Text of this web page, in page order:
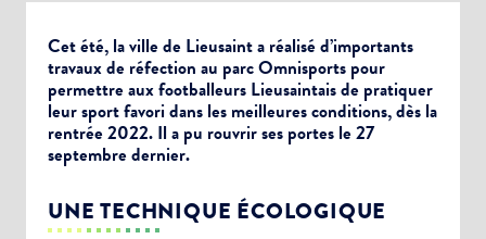
Cet été, la ville de Lieusaint a réalisé d’importants
travaux de réfection au parc Omnisports pour
permettre aux footballeurs Lieusaintais de pratiquer
leur sport favori dans les meilleures conditions, dès la
rentrée 2022. Il a pu rouvrir ses portes le 27
septembre dernier.
UNE TECHNIQUE ÉCOLOGIQUE